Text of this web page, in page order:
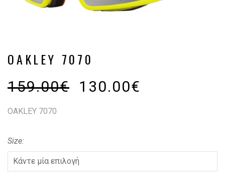
OAKLEY 7070
159.00€ 130.00€
OAKLEY 7070
Size